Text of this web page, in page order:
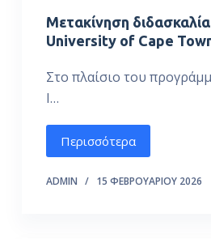
Μετακίνηση
University of Cape
Στο πλαίσιο του
I…
Περισσότερα
ADMIN 15 ΦΕΒΡΟΥΑΡΊΟΥ 2026